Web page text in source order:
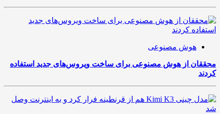
هوش مصنوعی
محققان از هوش مصنوعی برای ساخت ویروس‌های جدید استفاده
کردند